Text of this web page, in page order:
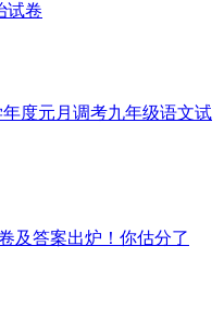
试卷
度元月调考九年级语文试
及答案出炉！你估分了